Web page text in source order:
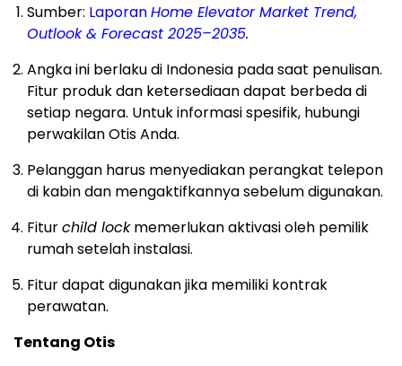
Sumber: LaporanHome Elevator Market Trend,
Outlook & Forecast 2025–2035.
Angka ini berlaku di Indonesia pada saat penulisan.
Fitur produk dan ketersediaan dapat berbeda di
setiap negara. Untuk informasi spesifik, hubungi
perwakilan Otis Anda.
Pelanggan harus menyediakan perangkat telepon
di kabin dan mengaktifkannya sebelum digunakan.
Fiturchild lockmemerlukan aktivasi oleh pemilik
rumah setelah instalasi.
Fitur dapat digunakan jika memiliki kontrak
perawatan.
Tentang Otis